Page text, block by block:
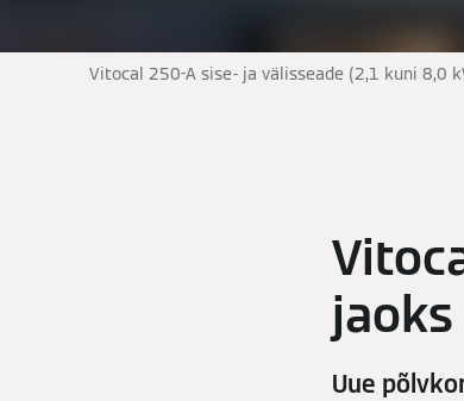
Vitocal 250-A sise- ja välisseade (2,1 kuni 8,0
jaoks
Uue